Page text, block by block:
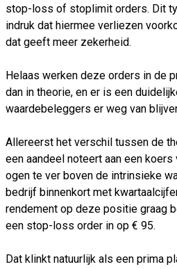
stop-loss of stoplimit orders. Dit
indruk dat hiermee verliezen
dat geeft meer zekerheid.
Helaas werken deze orders in de
dan in theorie, en er is een
waardebeleggers er weg van
Allereerst het verschil tussen de
een aandeel noteert aan een
ogen te ver boven de intrinsieke
bedrijf binnenkort met
rendement op deze positie graag
een stop-loss order in op € 95.
Dat klinkt natuurlijk als een prima